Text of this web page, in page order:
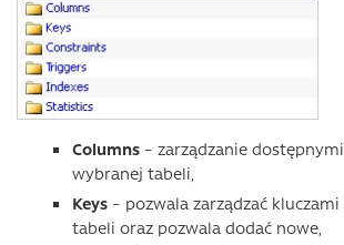
Columns – zarządzanie
wybranej tabeli,
Keys – pozwala zarządzać
tabeli oraz pozwala dodać nowe,